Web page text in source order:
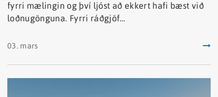
fyrri mælingin og því ljóst að ekkert hafi bæst við
loðnugönguna. Fyrri ráðgjöf
loðnu á yfirstandandi vertíð stendur því óbreytt.
03. mars